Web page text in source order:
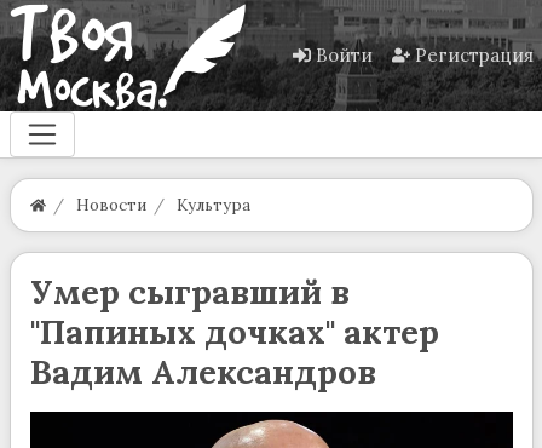
Войти Регистрация
Новости Культура
Умер сыгравший в
"Папиных дочках" актер
Вадим Александров